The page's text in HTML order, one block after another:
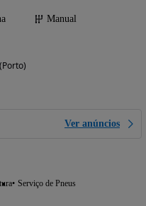
Manual
Ver anúncios
Serviço de Pneus